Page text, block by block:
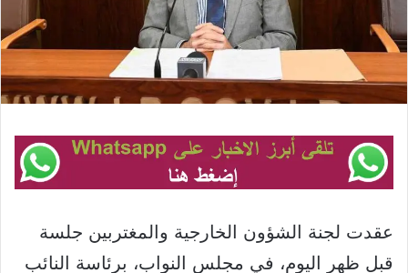
عقدت لجنة الشؤون الخارجية والمغتربين جلسة
قبل ظهر اليوم، في مجلس النواب، برئاسة النائب